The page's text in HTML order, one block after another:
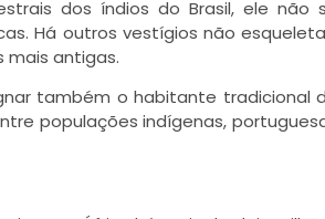
dos índios do Brasil, ele não
Há outros vestígios não
mais antigas.
também o habitante tradicional
populações indígenas,